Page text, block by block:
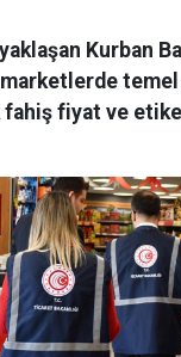
Kurban
temel
fiyat ve